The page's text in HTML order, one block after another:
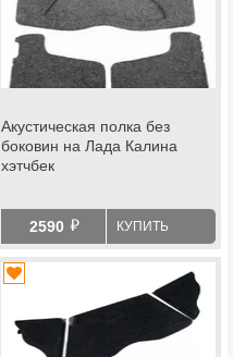
Акустическая полка без
боковин на Лада Калина
хэтчбек
2590 й КУПИТЬ